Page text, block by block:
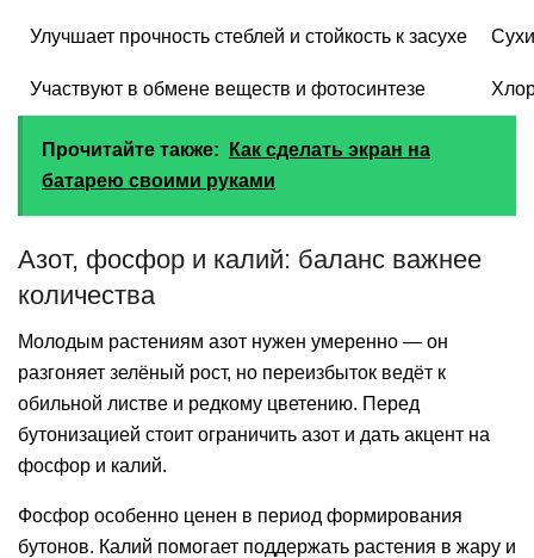
Улучшает прочность стеблей и стойкость к засухе
Участвуют в обмене веществ и фотосинтезе
Прочитайте также:
Как сделать экран на
батарею своими руками
Азот, фосфор и калий: баланс важнее
количества
Молодым растениям азот нужен умеренно — он
разгоняет зелёный рост, но переизбыток ведёт к
обильной листве и редкому цветению. Перед
бутонизацией стоит ограничить азот и дать акцент на
фосфор и калий.
Фосфор особенно ценен в период формирования
бутонов. Калий помогает поддержать растения в жару и